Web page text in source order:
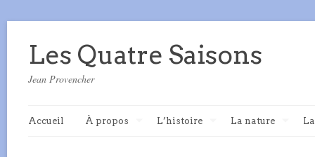
Les Quatre Saisons
Jean Provencher
Accueil À propos L’histoire La nature